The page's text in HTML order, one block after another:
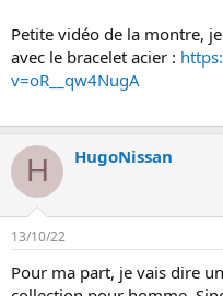
Petite vidéo de la montre,
avec le bracelet acier :
v=oR__qw4NugA
H HugoNissan
13/10/22
Pour ma part, je vais dire